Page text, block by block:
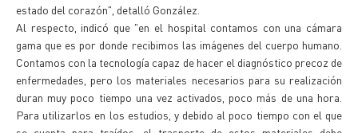
estado del corazón", detalló González.
Al respecto, indicó que "en el hospital contamos con una cámara
gama que es por donde recibimos las imágenes del cuerpo humano.
Contamos con la tecnología capaz de hacer el diagnóstico precoz de
enfermedades, pero los materiales necesarios para su realización
duran muy poco tiempo una vez activados, poco más de una hora.
Para utilizarlos en los estudios, y debido al poco tiempo con el que